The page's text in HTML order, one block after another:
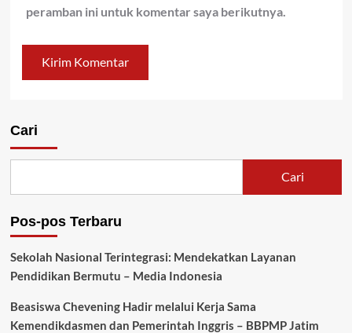
peramban ini untuk komentar saya berikutnya.
Cari
Cari
Pos-pos Terbaru
Sekolah Nasional Terintegrasi: Mendekatkan Layanan
Pendidikan Bermutu – Media Indonesia
Beasiswa Chevening Hadir melalui Kerja Sama
Kemendikdasmen dan Pemerintah Inggris – BBPMP Jatim